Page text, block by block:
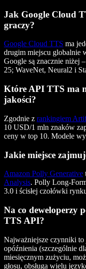
Jak Google Cloud
graczy?
Google Cloud TTS ma
drugim miejscu globalnie
Google są znacznie niżej
25; WaveNet, Neural2 i
Które API TTS ma
jakości?
Zgodnie z rankingiem
10 USD/1 mln znaków
ceny w top 10. Modele
Jakie miejsce
Amazon Polly Generative
Analysis. Polly Long-
3.0 i ścisłej czołówki
Na co deweloperzy
TTS API?
Najważniejsze czynniki
opóźnienia (szczególnie
miesięcznym zużyciu,
głosu, obsługa wielu